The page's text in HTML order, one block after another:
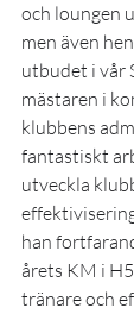
och loungen
men även
utbudet i vår
mästaren i
klubbens
fantastiskt
utveckla
han
årets KM i
tränare och